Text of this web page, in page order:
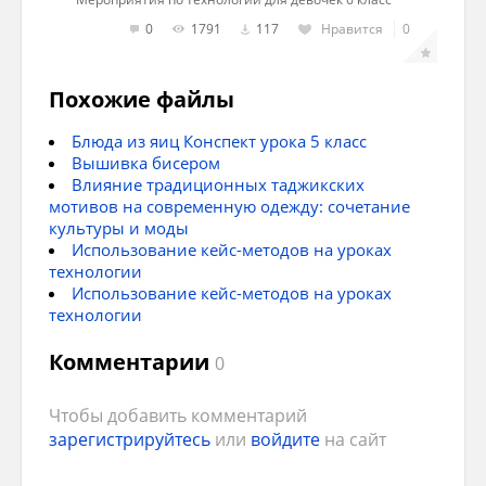
1. Посуда и приборы для сервировки стола
2. По одной столовой ложке риса, семечек,
3. Шкатулка для рукоделия: подушечка с
иглами, нитки для вышивания, пяльцы и
ткань.
4. Подготовить номер художественной
самодеятельности.
ХОД КОНКУРСА
0
1791 117 Нравится 0
Похожие файлы
Блюда из яиц Конспект урока 5 класс
Вышивка бисером
Влияние традиционных таджикских
мотивов на современную одежду: сочетание
культуры и моды
Использование кейс-методов на уроках
технологии
Использование кейс-методов на уроках
технологии
Комментарии 0
Чтобы добавить комментарий
зарегистрируйтесь или войдите на сайт